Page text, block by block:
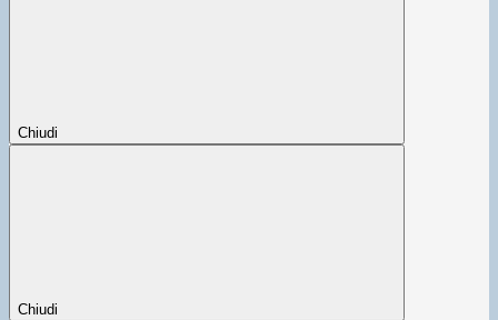
Chiudi
Chiudi